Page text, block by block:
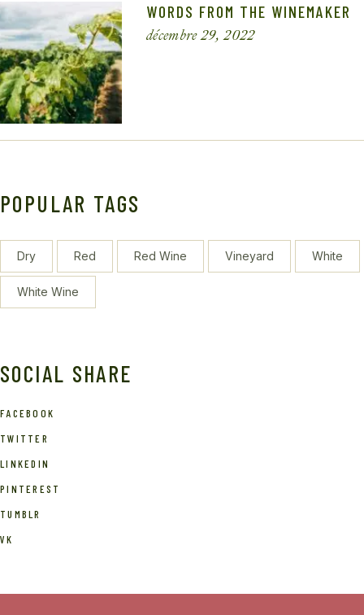
WORDS FROM THE WINEMAKER
décembre 29, 2022
POPULAR TAGS
Dry Red Red Wine Vineyard White
White Wine
SOCIAL SHARE
FACEBOOK
TWITTER
LINKEDIN
PINTEREST
TUMBLR
VK